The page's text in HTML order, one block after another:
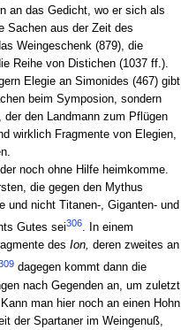
an das Gedicht, wo er sich als
Sachen aus der Zeit des
Weingeschenk (879), die
Reihe von Distichen (1037 ff.).
Elegie an Simonides (467) gibt
beim Symposion, sondern
den Landmann zum Pflügen
wirklich Fragmente von Elegien,
noch ohne Hilfe heimkomme.
die gegen den Mythus
und nicht Titanen-, Giganten- und
Gutes sei306. In einem
des Ion, deren zweites an
dagegen kommt dann die
nach Gegenden an, um zuletzt
man hier noch an einen Hohn
der Spartaner im Weingenuß,